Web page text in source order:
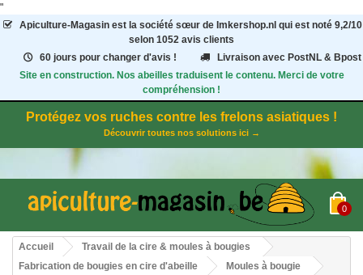
"
Apiculture-Magasinest la société sœur de Imkershop.nl qui est noté 9,2/10
selon 1052 avis clients
60 jours pour changer d'avis !
Livraison avec PostNL & Bpost
Site en construction. Nos abeilles traduisent le contenu. Merci de votre
compréhension !
Protégez vos ruches contre les frelons asiatiques !
Découvrir toutes nos solutions ici →
0
Accueil
Travail de la cire & moules à bougies
Fabrication de bougies en cire d'abeille
Moules à bougie